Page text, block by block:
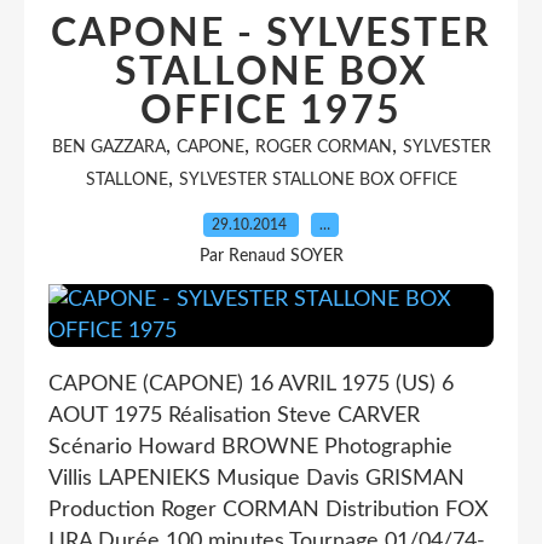
CAPONE - SYLVESTER
STALLONE BOX
OFFICE 1975
BEN GAZZARA, CAPONE, ROGER CORMAN , SYLVESTER
STALLONE, SYLVESTER STALLONE BOX OFFICE
29.10.2014 …
Par Renaud SOYER
CAPONE (CAPONE) 16 AVRIL 1975 (US) 6
AOUT 1975 Réalisation Steve CARVER
Scénario Howard BROWNE Photographie
Villis LAPENIEKS Musique Davis GRISMAN
Production Roger CORMAN Distribution FOX